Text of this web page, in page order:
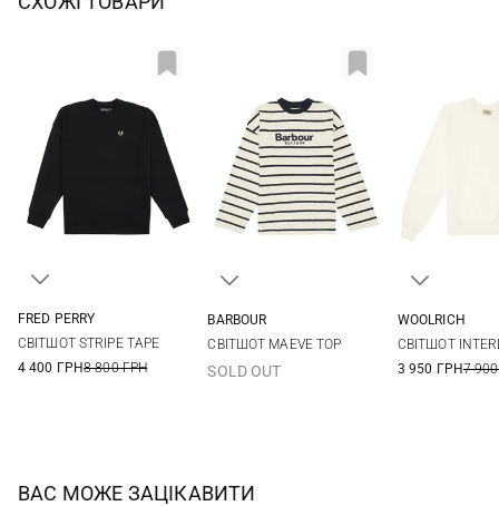
FRED PERRY
СВІТШОТ STRIPE TAPE
4 400 ГРН8 800 ГРН
BARBOUR
СВІТШОТ MAEVE TOP
SOLD OUT
WOOLRICH
СВІТШОТ
3 950 ГРН7
ВАС МОЖЕ ЗАЦІКАВИТИ